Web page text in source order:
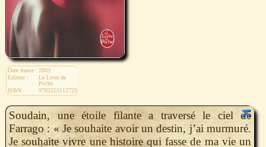
Date france : 2003
Editeur :
Le Livre de
Poche
ISBN :
9782253112723
Soudain, une étoile filante a traversé le ciel de
Farrago : « Je souhaite avoir un destin, j’ai murmuré.
Je souhaite vivre une histoire qui fasse de ma vie un